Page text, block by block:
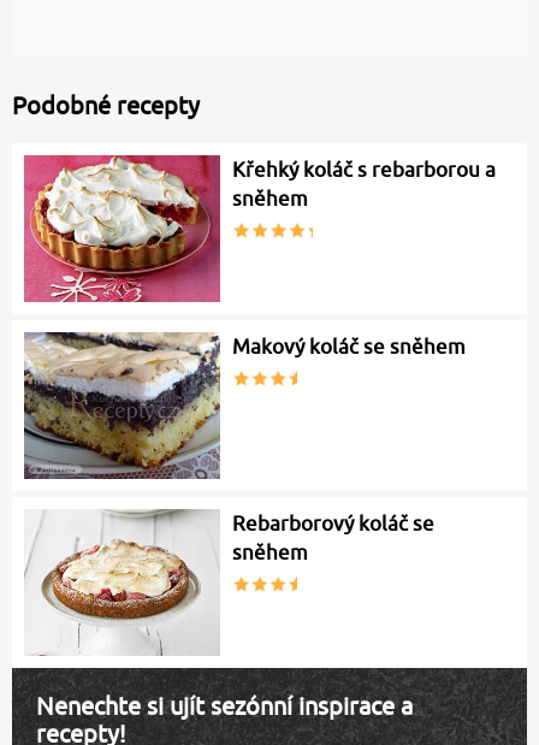
Podobné recepty
Křehký koláč s rebarborou a
sněhem
Makový koláč se sněhem
Rebarborový koláč se
sněhem
Nenechte si ujít sezónní inspirace a
recepty!